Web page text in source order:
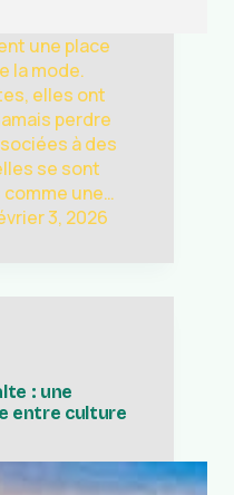
une place
la mode.
elles ont
perdre
à des
se sont
une…
3, 2026
: une
entre culture